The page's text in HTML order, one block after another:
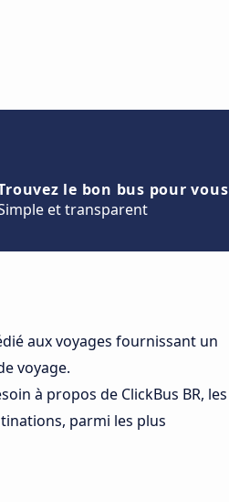
le bon bus pour vous
et transparent
aux voyages fournissant un
voyage.
à propos de ClickBus BR, les
parmi les plus